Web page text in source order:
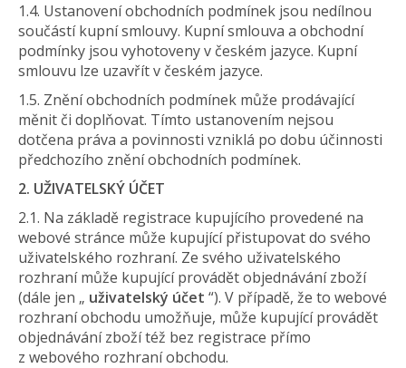
1.4. Ustanovení obchodních podmínek jsou nedílnou
součástí kupní smlouvy. Kupní smlouva a obchodní
podmínky jsou vyhotoveny v českém jazyce. Kupní
smlouvu lze uzavřít v českém jazyce.
1.5. Znění obchodních podmínek může prodávající
měnit či doplňovat. Tímto ustanovením nejsou
dotčena práva a povinnosti vzniklá po dobu účinnosti
předchozího znění obchodních podmínek.
2. UŽIVATELSKÝ ÚČET
2.1. Na základě registrace kupujícího provedené na
webové stránce může kupující přistupovat do svého
uživatelského rozhraní. Ze svého uživatelského
rozhraní může kupující provádět objednávání zboží
(dále jen „ uživatelský účet “). V případě, že to webové
rozhraní obchodu umožňuje, může kupující provádět
objednávání zboží též bez registrace přímo
z webového rozhraní obchodu.